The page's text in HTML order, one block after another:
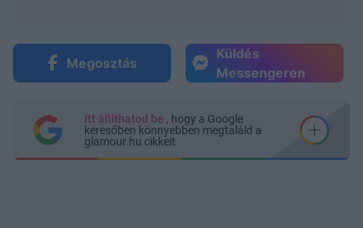
Megosztás
Küldés
Messengeren
Itt állíthatod be , hogy a Google
keresőben könnyebben megtaláld a
glamour.hu cikkeit